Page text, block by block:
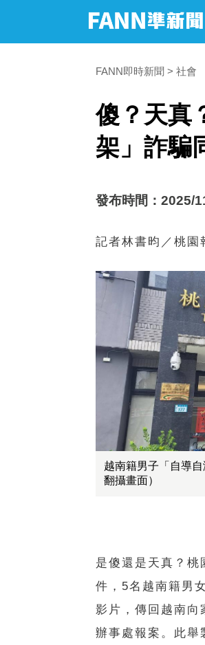
FANN即時新聞 社會
傻？天真
架」詐騙
發布時間：2025/
記者林書昀／桃園
越南籍男子「自導
翻攝畫面）
是傻還是天真？桃
件，5名越南籍男
影片，傳回越南向
辦事處報案。此舉